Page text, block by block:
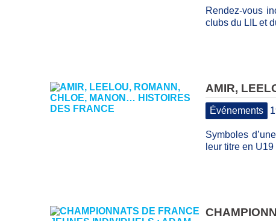
Rendez-vous
clubs du LIL et
AMIR,
Événements
Symboles
leur titre en